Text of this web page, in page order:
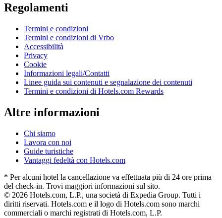
Regolamenti
Termini e condizioni
Termini e condizioni di Vrbo
Accessibilità
Privacy
Cookie
Informazioni legali/Contatti
Linee guida sui contenuti e segnalazione dei contenuti
Termini e condizioni di Hotels.com Rewards
Altre informazioni
Chi siamo
Lavora con noi
Guide turistiche
Vantaggi fedeltà con Hotels.com
* Per alcuni hotel la cancellazione va effettuata più di 24 ore prima
del check-in. Trovi maggiori informazioni sul sito.
© 2026 Hotels.com, L.P., una società di Expedia Group. Tutti i
diritti riservati. Hotels.com e il logo di Hotels.com sono marchi
commerciali o marchi registrati di Hotels.com, L.P.